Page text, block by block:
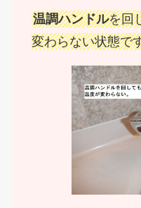
温調ハンドルを回
変わらない状態で